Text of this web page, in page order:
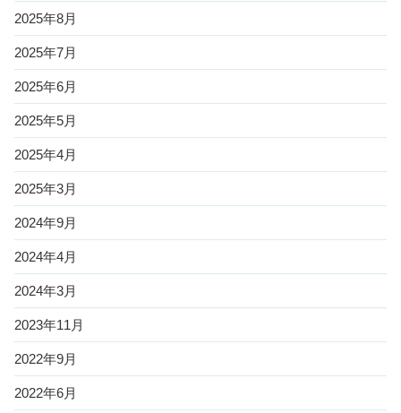
2025年8月
2025年7月
2025年6月
2025年5月
2025年4月
2025年3月
2024年9月
2024年4月
2024年3月
2023年11月
2022年9月
2022年6月